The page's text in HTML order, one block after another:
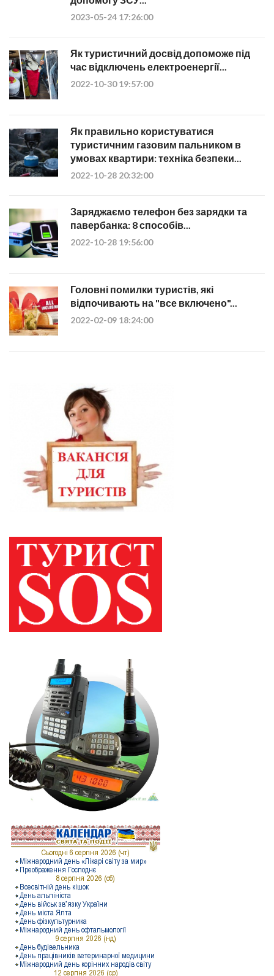
2023-05-24 17:26:00
Як туристичний досвід допоможе під
час відключень електроенергії...
2022-10-30 19:57:00
Як правильно користуватися
туристичним газовим пальником в
умовах квартири: техніка безпеки...
2022-10-28 20:32:00
Заряджаємо телефон без зарядки та
павербанка: 8 способів...
2022-10-28 19:56:00
Головні помилки туристів, які
відпочивають на "все включено"...
2022-02-09 18:24:00